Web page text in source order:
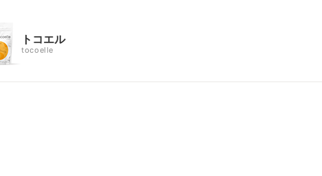
トコエル
tocoelle